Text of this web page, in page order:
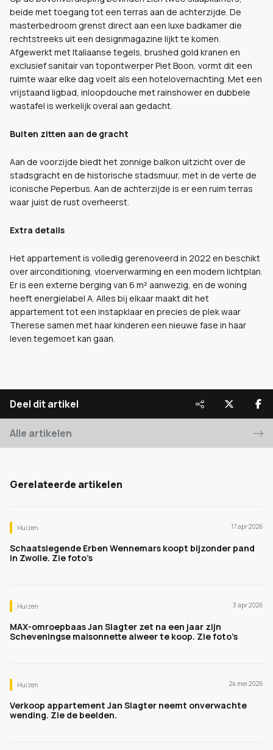
beide met toegang tot een terras aan de achterzijde. De
masterbedroom grenst direct aan een luxe badkamer die
rechtstreeks uit een designmagazine lijkt te komen.
Afgewerkt met Italiaanse tegels, brushed gold kranen en
exclusief sanitair van topontwerper Piet Boon, vormt dit een
ruimte waar elke dag voelt als een hotelovernachting. Met een
vrijstaand ligbad, inloopdouche met rainshower en dubbele
wastafel is werkelijk overal aan gedacht.
Buiten zitten aan de gracht
Aan de voorzijde biedt het zonnige balkon uitzicht over de
stadsgracht en de historische stadsmuur, met in de verte de
iconische Peperbus. Aan de achterzijde is er een ruim terras
waar juist de rust overheerst.
Extra details
Het appartement is volledig gerenoveerd in 2022 en beschikt
over airconditioning, vloerverwarming en een modern lichtplan.
Er is een externe berging van 6 m² aanwezig, en de woning
heeft energielabel A. Alles bij elkaar maakt dit het
appartement tot een instapklaar en precies de plek waar
Therese samen met haar kinderen een nieuwe fase in haar
leven tegemoet kan gaan.
Deel dit artikel
Alle artikelen
Gerelateerde artikelen
Huizen 17 apr 2026
Schaatslegende Erben Wennemars koopt bijzonder pand
in Zwolle. Zie foto’s
Huizen 3 apr 2026
MAX-omroepbaas Jan Slagter zet na een jaar zijn
Scheveningse maisonnette alweer te koop. Zie foto’s
Huizen 24 mei 2026
Verkoop appartement Jan Slagter neemt onverwachte
wending. Zie de beelden.